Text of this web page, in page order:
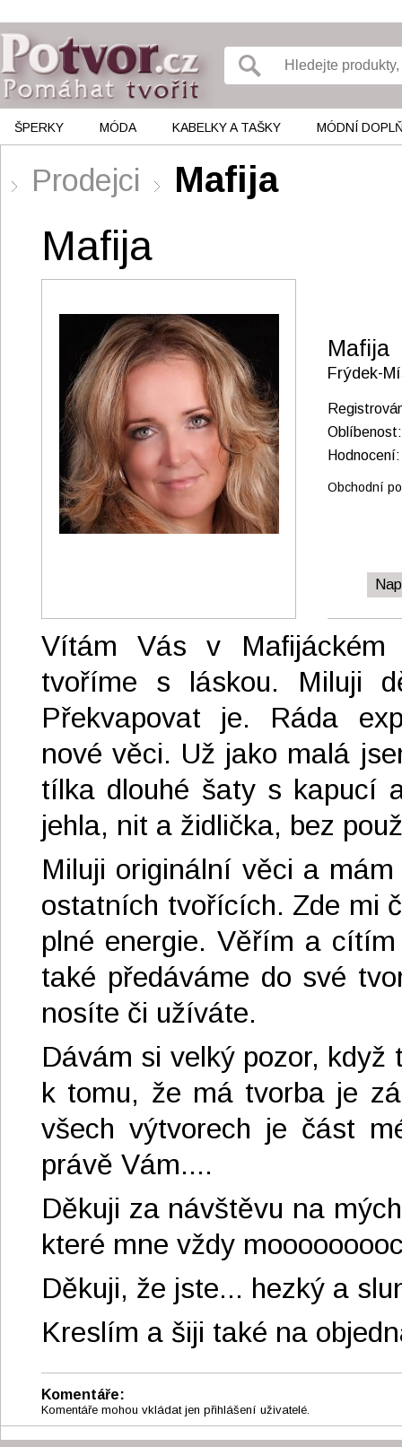
ŠPERKY MÓDA KABELKY A TAŠKY MÓDNÍ
Prodejci Mafija
Mafija
Mafija
Frýdek-
Obchodní
Vítám Vás v Mafijáckém
tvoříme s láskou. Miluji
Překvapovat je. Ráda
nové věci. Už jako malá
tílka dlouhé šaty s kapucí
jehla, nit a židlička, bez
Miluji originální věci a
ostatních tvořících. Zde mi
plné energie. Věřím a
také předáváme do své
nosíte či užíváte.
Dávám si velký pozor,
k tomu, že má tvorba je
všech výtvorech je část
právě Vám....
Děkuji za návštěvu na
které mne vždy
Děkuji, že jste... hezký a
Kreslím a šiji také na
Komentáře:
Komentáře mohou vkládat jen přihlášení uživatelé.